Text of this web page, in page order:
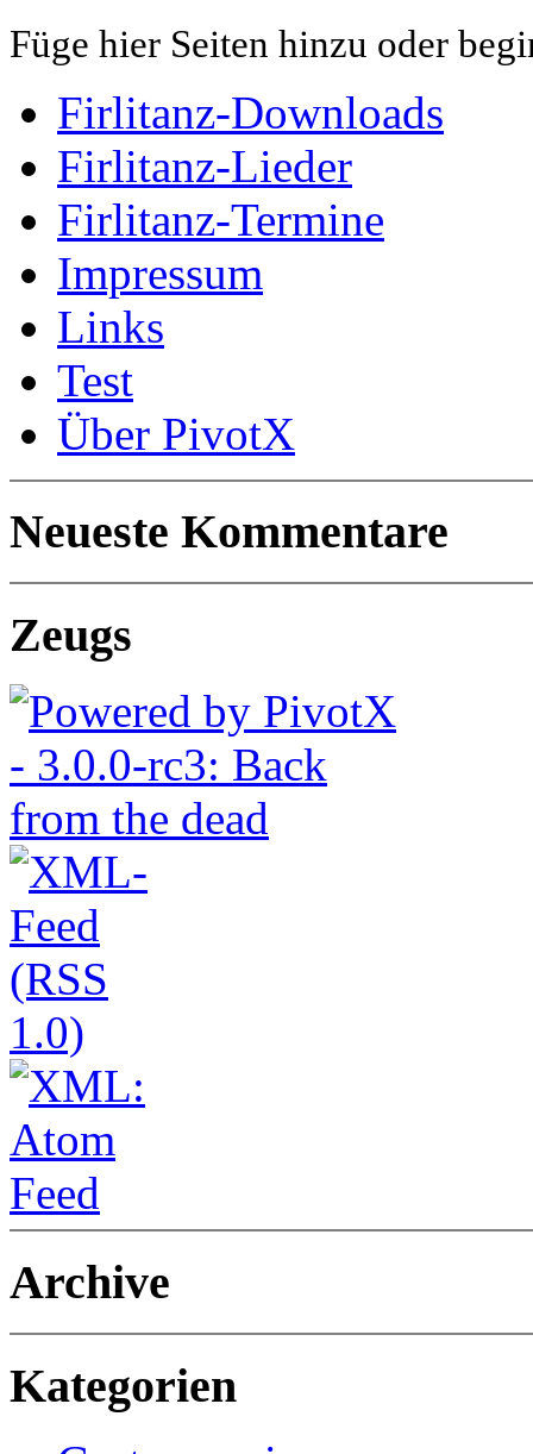
Füge hier Seiten hinzu oder
Firlitanz-Downloads
Firlitanz-Lieder
Firlitanz-Termine
Impressum
Links
Test
Über PivotX
Neueste Kommentare
Zeugs
Archive
Kategorien